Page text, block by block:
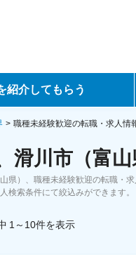
紹介してもらう
ービス
ス
ジェントサービス
職種未経験歓迎の転職・求人情
滑川市（富
県）、職種未経験歓迎の転職・
検索条件にて絞込みができます。
1～10件を表示